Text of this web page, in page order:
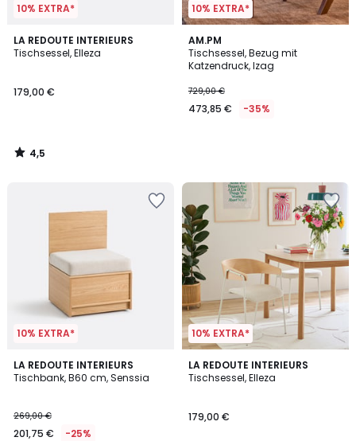
10% EXTRA*
LA REDOUTE INTERIEURS
Tischsessel, Elleza
179,00 €
4,5
/ 5
4,5
/
10% EXTRA*
AM.PM
Tischsessel, Bezug mit
Katzendruck, Izag
729,00 €
473,85 € -35%
10% EXTRA*
LA REDOUTE INTERIEURS
Tischbank, B60 cm, Senssia
269,00 €
201,75 € -25%
10% EXTRA*
LA REDOUTE INTERIEURS
Tischsessel, Elleza
179,00 €
5
/